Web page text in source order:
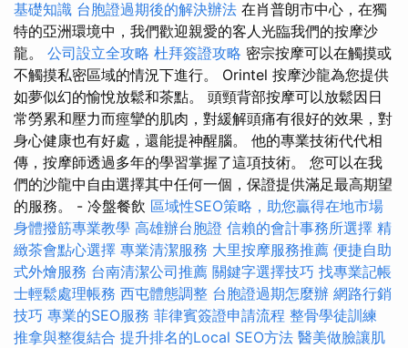
基礎知識 台胞證過期後的解決辦法 在肖普朗市中心，在獨
特的亞洲環境中，我們歡迎親愛的客人光臨我們的按摩沙
龍。 公司設立全攻略 杜拜簽證攻略 密宗按摩可以在觸摸或
不觸摸私密區域的情況下進行。 Orintel 按摩沙龍為您提供
如夢似幻的愉悅放鬆和茶點。 頭頸背部按摩可以放鬆因日
常勞累和壓力而痙攣的肌肉，對緩解頭痛有很好的效果，對
身心健康也有好處，還能提神醒腦。 他的專業技術代代相
傳，按摩師透過多年的學習掌握了這項技術。 您可以在我
們的沙龍中自由選擇其中任何一個，保證提供滿足最高期望
的服務。 - 冷盤餐飲 區域性SEO策略，助您贏得在地市場
身體撥筋專業教學 高雄辦台胞證 信賴的會計事務所選擇 精
緻茶會點心選擇 專業清潔服務 大里按摩服務推薦 便捷自助
式外燴服務 台南清潔公司推薦 關鍵字選擇技巧 找專業記帳
士輕鬆處理帳務 西屯體態調整 台胞證過期怎麼辦 網路行銷
技巧 專業的SEO服務 菲律賓簽證申請流程 整骨學徒訓練
推拿與整復結合 提升排名的Local SEO方法 醫美做臉讓肌